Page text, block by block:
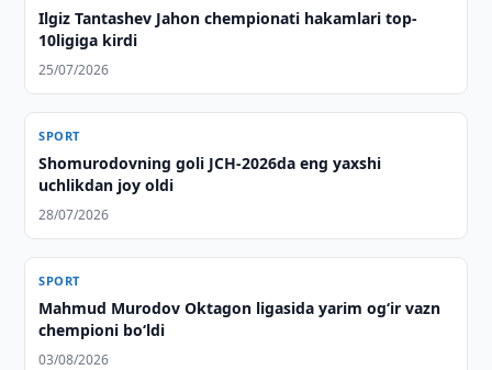
Ilgiz Tantashev Jahon chempionati hakamlari top-
10ligiga kirdi
25/07/2026
SPORT
Shomurodovning goli JCH-2026da eng yaxshi
uchlikdan joy oldi
28/07/2026
SPORT
Mahmud Murodov Oktagon ligasida yarim og‘ir vazn
chempioni bo‘ldi
03/08/2026